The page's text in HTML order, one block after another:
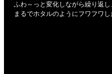
ふわ～っと変化しながら繰り返し
まるでホタルのようにフワフワ